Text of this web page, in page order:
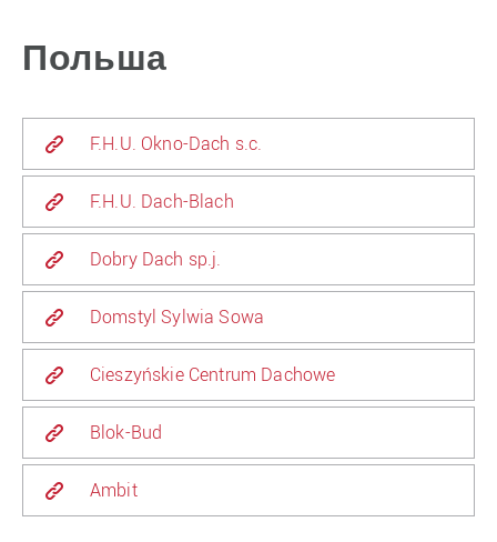
Польша
F.H.U. Okno-Dach s.c.
F.H.U. Dach-Blach
Dobry Dach sp.j.
Domstyl Sylwia Sowa
Cieszyńskie Centrum Dachowe
Blok-Bud
Ambit